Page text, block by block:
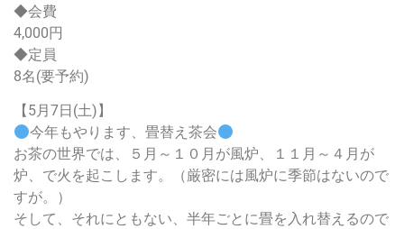
◆会費
4,000円
◆定員
8名(要予約)
【5月7日(土)】
今年もやります、畳替え茶会
お茶の世界では、５月～１０月が風炉、１１月～４月が
炉、で火を起こします。（厳密には風炉に季節はないので
すが。）
そして、それにともない、半年ごとに畳を入れ替えるので